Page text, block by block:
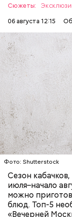
Сюжеты:
06 августа 12:15
Фото: Shutterstock
Сезон
июля–начало
можно
блюд. Топ-5
«Вечерней
Ингредиенты:
ЕДА ОВОЩИ
Фото: Shutterstock
— Наиболее
салаты, лаваш
запеканка.
немного,
Чем
лучше. Потому
заверил